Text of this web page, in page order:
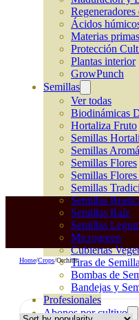
Regeneradores
Ácidos
Materias primas
Protección
Plantas interior
GrowPunch
Semillas
Ver todas
Biodinámicas
Hortaliza Fruto
Semillas
Semillas
Semillas Flores
Semillas
Semillas
Semillas
Semillas Raíz
Semillas
Microgreen
Cubiertas
Tiras de
Bombas de
Bandejas y
Profesionales
Abonos por cultivo
Home/Crops/Orchids